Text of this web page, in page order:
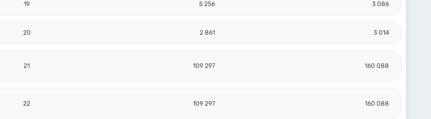
19 5 256 3 086
20 2 861 3 014
21 109 297 160 088
22 109 297 160 088